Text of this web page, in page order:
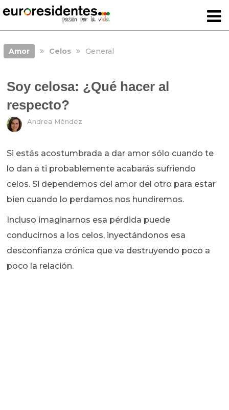
Amor Celos General
Soy celosa: ¿Qué hacer al
respecto?
Andrea Méndez
Si estás acostumbrada a dar amor sólo cuando te
lo dan a ti probablemente acabarás sufriendo
celos. Si dependemos del amor del otro para estar
bien cuando lo perdamos nos hundiremos.
Incluso imaginarnos esa pérdida puede
conducirnos a los celos, inyectándonos esa
desconfianza crónica que va destruyendo poco a
poco la relación.